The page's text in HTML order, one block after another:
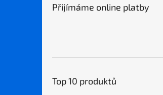
Přijímáme online platby
Top 10 produktů